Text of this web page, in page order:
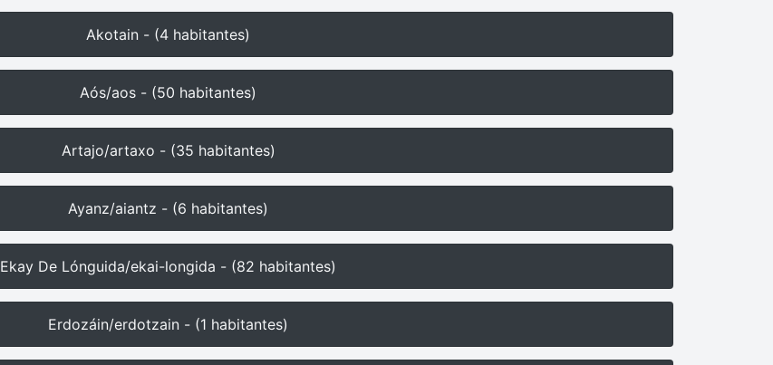
Akotain - (4 habitantes)
Aós/aos - (50 habitantes)
Artajo/artaxo - (35 habitantes)
Ayanz/aiantz - (6 habitantes)
Ekay De Lónguida/ekai-longida - (82 habitantes)
Erdozáin/erdotzain - (1 habitantes)